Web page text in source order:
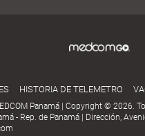
HISTORIA DE TELEMETRO
Panamá | Copyright © 2026.
- Rep. de Panamá | Dirección,